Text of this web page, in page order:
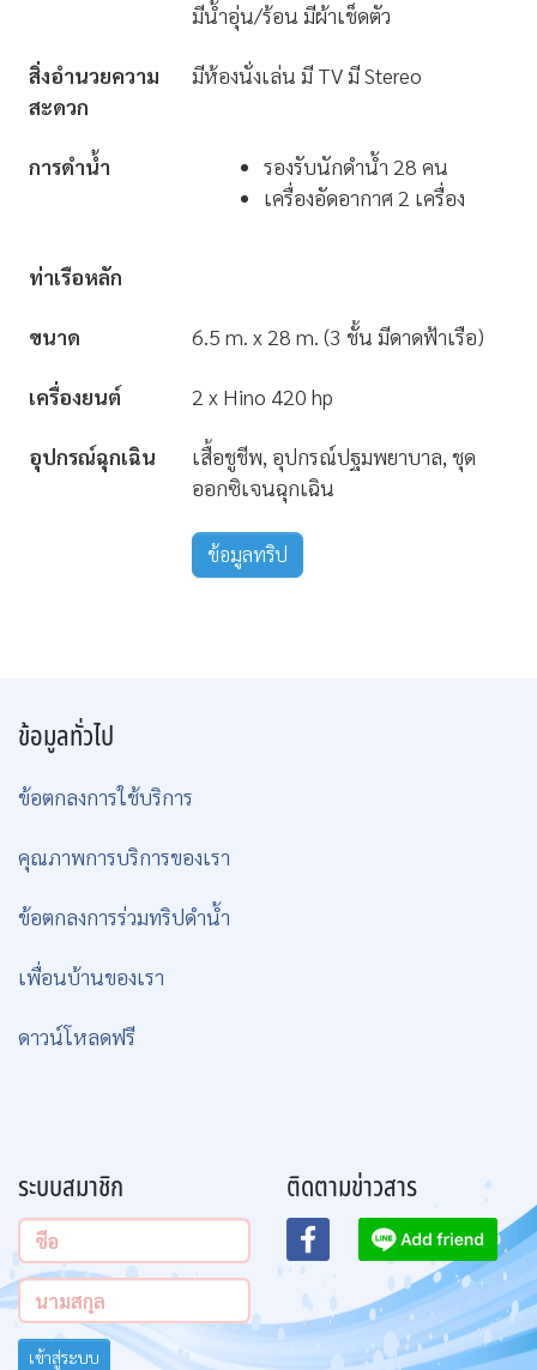
มีน้ำอุ่น/ร้อน มีผ้าเช็ดตัว
สิ่งอำนวยความ
สะดวก
มีห้องนั่งเล่น มี TV มี Stereo
การดำน้ำ
รองรับนักดำน้ำ 28 คน
เครื่องอัดอากาศ 2 เครื่อง
ท่าเรือหลัก
ขนาด 6.5 m. x 28 m. (3 ชั้น มีดาดฟ้าเรือ)
เครื่องยนต์ 2 x Hino 420 hp
อุปกรณ์ฉุกเฉิน
เสื้อชูชีพ, อุปกรณ์ปฐมพยาบาล, ชุด
ออกซิเจนฉุกเฉิน
ข้อมูลทริป
ข้อมูลทั่วไป
ข้อตกลงการใช้บริการ
คุณภาพการบริการของเรา
ข้อตกลงการร่วมทริปดำน้ำ
เพื่อนบ้านของเรา
ดาวน์โหลดฟรี
ระบบสมาชิก
เข้าสู่ระบบ
ติดตามข่าวสาร